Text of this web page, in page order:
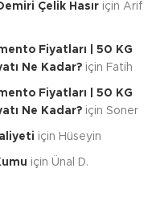
Çelik Hasıriçin Arif
Fiyatları | 50 KG
Ne Kadar?için Fatih
Fiyatları | 50 KG
Ne Kadar?için Soner
için Hüseyin
için Ünal D.